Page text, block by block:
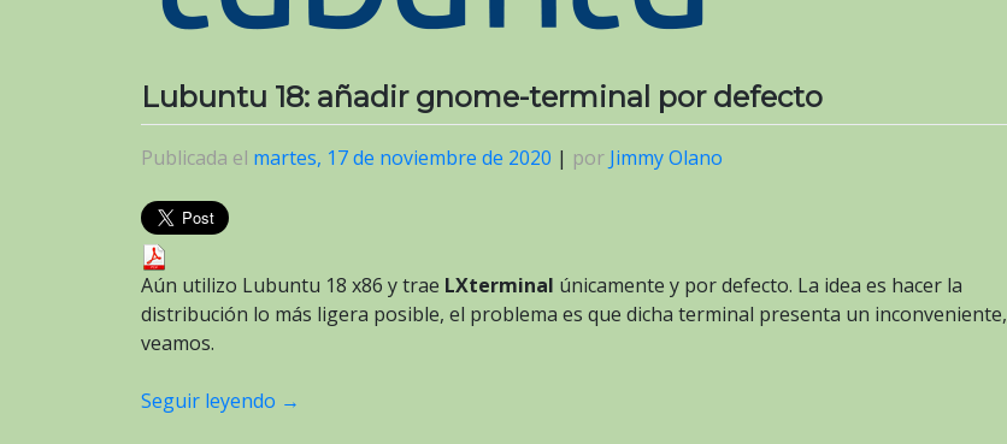
Lubuntu 18: añadir gnome-terminal por defecto
Publicada el martes, 17 de noviembre de 2020 | por Jimmy Olano
Aún utilizo Lubuntu 18 x86 y trae LXterminal únicamente y por defecto. La idea es hacer la
distribución lo más ligera posible, el problema es que dicha terminal presenta un inconveniente,
veamos.
Seguir leyendo →